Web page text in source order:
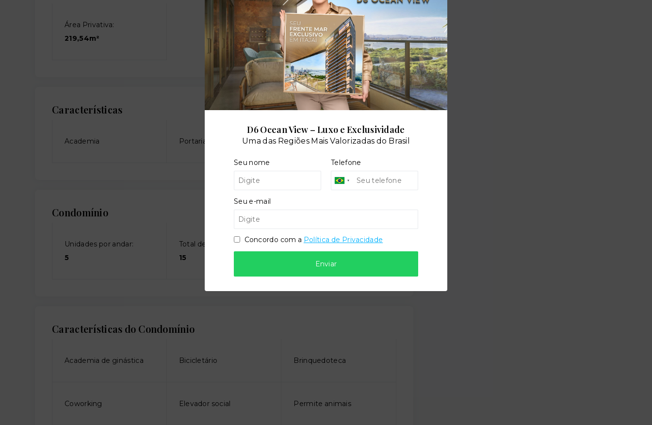
Área Privativa:
219,54m²
Características
Academia Portaria SPA
Condomínio
Unidades por andar:
5
Total de andares:
15
Características do Condomínio
Academia de ginástica Bicicletário Brinquedoteca
Coworking Elevador social Permite animais
D6 Ocean View – Luxo e Exclusividade
Uma das Regiões Mais Valorizadas do Brasil
Seu nome Telefone
Seu e-mail
Concordo com a Política de Privacidade
Enviar